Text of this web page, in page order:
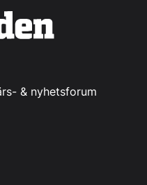
& nyhetsforum